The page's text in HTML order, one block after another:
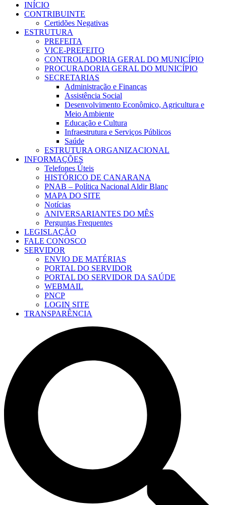
INÍCIO
CONTRIBUINTE
Certidões Negativas
ESTRUTURA
PREFEITA
VICE-PREFEITO
CONTROLADORIA GERAL DO MUNICÍPIO
PROCURADORIA GERAL DO MUNICÍPIO
SECRETARIAS
Administração e Finanças
Assistência Social
Desenvolvimento Econômico, Agricultura e
Meio Ambiente
Educação e Cultura
Infraestrutura e Serviços Públicos
Saúde
ESTRUTURA ORGANIZACIONAL
INFORMAÇÕES
Telefones Úteis
HISTÓRICO DE CANARANA
PNAB – Política Nacional Aldir Blanc
MAPA DO SITE
Notícias
ANIVERSARIANTES DO MÊS
Perguntas Frequentes
LEGISLAÇÃO
FALE CONOSCO
SERVIDOR
ENVIO DE MATÉRIAS
PORTAL DO SERVIDOR
PORTAL DO SERVIDOR DA SAÚDE
WEBMAIL
PNCP
LOGIN SITE
TRANSPARÊNCIA